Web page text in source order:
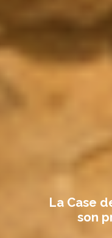
La Case
son